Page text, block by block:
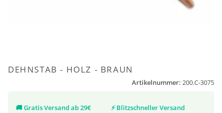
DEHNSTAB - HOLZ - BRAUN
Artikelnummer: 200.C-3075
🚚Gratis Versand ab 29€ ⚡ Blitzschneller Versand